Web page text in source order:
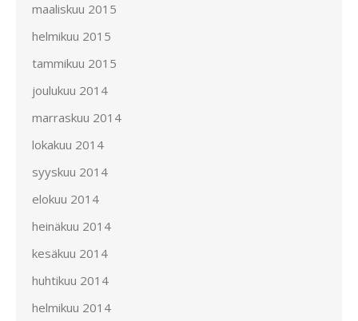
maaliskuu 2015
helmikuu 2015
tammikuu 2015
joulukuu 2014
marraskuu 2014
lokakuu 2014
syyskuu 2014
elokuu 2014
heinäkuu 2014
kesäkuu 2014
huhtikuu 2014
helmikuu 2014